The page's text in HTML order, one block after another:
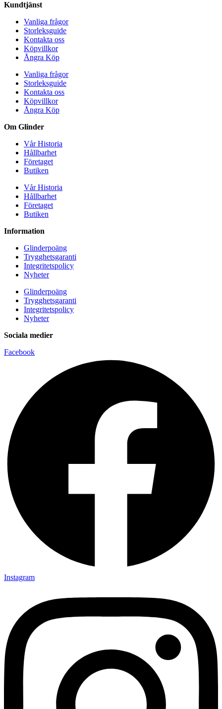
Kundtjänst
Vanliga frågor
Storleksguide
Kontakta oss
Köpvillkor
Ångra Köp
Vanliga frågor
Storleksguide
Kontakta oss
Köpvillkor
Ångra Köp
Om Glinder
Vår Historia
Hållbarhet
Företaget
Butiken
Vår Historia
Hållbarhet
Företaget
Butiken
Information
Glinderpoäng
Trygghetsgaranti
Integritetspolicy
Nyheter
Glinderpoäng
Trygghetsgaranti
Integritetspolicy
Nyheter
Sociala medier
Facebook
Instagram